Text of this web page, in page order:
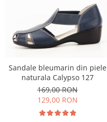
Sandale bleumarin din piele
naturala Calypso 127
169,00 RON
129,00 RON